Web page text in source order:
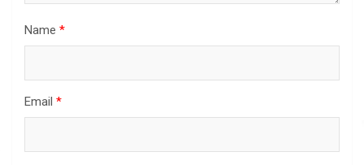
Name *
Email *